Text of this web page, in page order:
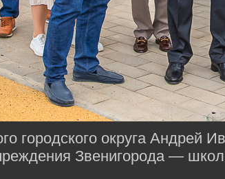
городского округа Андрей
Звенигорода —